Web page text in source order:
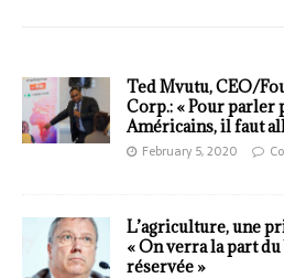
Ted Mvutu, CEO/
Corp.: « Pour parler
Américains, il faut
February 5, 2020
L’agriculture, une
« On verra la part
réservée »